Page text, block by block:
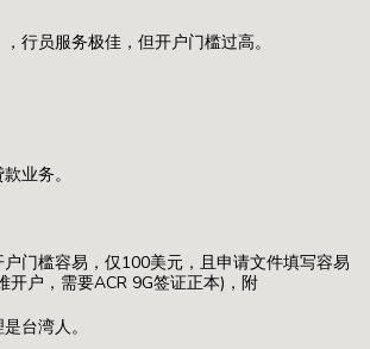
行员服务极佳，但开户门槛过高。
业务。
门槛容易，仅100美元，且申请文件填写容易
开户，需要ACR 9G签证正本)，附
台湾人。